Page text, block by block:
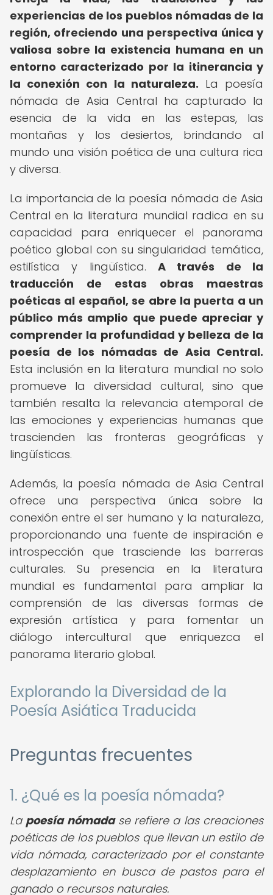
experiencias de los pueblos nómadas de la
región, ofreciendo una perspectiva única y
valiosa sobre la existencia humana en un
entorno caracterizado por la itinerancia y
la conexión con la naturaleza. La poesía
nómada de Asia Central ha capturado la
esencia de la vida en las estepas, las
montañas y los desiertos, brindando al
mundo una visión poética de una cultura rica
y diversa.
La importancia de la poesía nómada de Asia
Central en la literatura mundial radica en su
capacidad para enriquecer el panorama
poético global con su singularidad temática,
estilística y lingüística. A través de la
traducción de estas obras maestras
poéticas al español, se abre la puerta a un
público más amplio que puede apreciar y
comprender la profundidad y belleza de la
poesía de los nómadas de Asia Central.
Esta inclusión en la literatura mundial no solo
promueve la diversidad cultural, sino que
también resalta la relevancia atemporal de
las emociones y experiencias humanas que
trascienden las fronteras geográficas y
lingüísticas.
Además, la poesía nómada de Asia Central
ofrece una perspectiva única sobre la
conexión entre el ser humano y la naturaleza,
proporcionando una fuente de inspiración e
introspección que trasciende las barreras
culturales. Su presencia en la literatura
mundial es fundamental para ampliar la
comprensión de las diversas formas de
expresión artística y para fomentar un
diálogo intercultural que enriquezca el
panorama literario global.
Explorando la Diversidad de la
Poesía Asiática Traducida
Preguntas frecuentes
1. ¿Qué es la poesía nómada?
La poesía nómadase refiere a las creaciones
poéticas de los pueblos que llevan un estilo de
vida nómada, caracterizado por el constante
desplazamiento en busca de pastos para el
ganado o recursos naturales.